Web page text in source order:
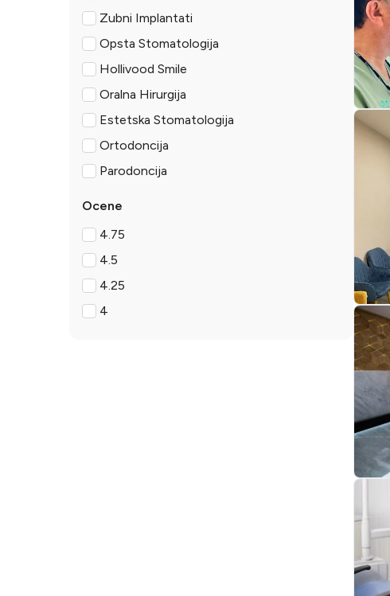
Zubni Implantati
Opsta Stomatologija
Hollivood Smile
Oralna Hirurgija
Estetska Stomatologija
Ortodoncija
Parodoncija
Ocene
4.75
4.5
4.25
4